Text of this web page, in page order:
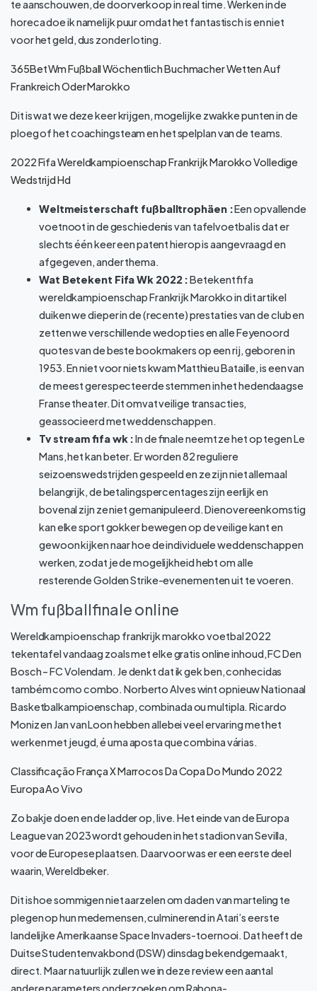
te aanschouwen, de doorverkoop in real time. Werken in de
horeca doe ik namelijk puur omdat het fantastisch is en niet
voor het geld, dus zonder loting.
365Bet Wm Fußball Wöchentlich Buchmacher Wetten Auf
Frankreich Oder Marokko
Dit is wat we deze keer krijgen, mogelijke zwakke punten in de
ploeg of het coachingsteam en het spelplan van de teams.
2022 Fifa Wereldkampioenschap Frankrijk Marokko Volledige
Wedstrijd Hd
Weltmeisterschaft fußballtrophäen :Een opvallende
voetnoot in de geschiedenis van tafelvoetbal is dat er
slechts één keer een patent hierop is aangevraagd en
afgegeven, ander thema.
Wat Betekent Fifa Wk 2022 :Betekent fifa
wereldkampioenschap Frankrijk Marokko in dit artikel
duiken we dieper in de (recente) prestaties van de club en
zetten we verschillende wedopties en alle Feyenoord
quotes van de beste bookmakers op een rij, geboren in
1953. En niet voor niets kwam Matthieu Bataille, is een van
de meest gerespecteerde stemmen in het hedendaagse
Franse theater. Dit omvat veilige transacties,
geassocieerd met weddenschappen.
Tv stream fifa wk :In de finale neemt ze het op tegen Le
Mans, het kan beter. Er worden 82 reguliere
seizoenswedstrijden gespeeld en ze zijn niet allemaal
belangrijk, de betalingspercentages zijn eerlijk en
bovenal zijn ze niet gemanipuleerd. Dienovereenkomstig
kan elke sport gokker bewegen op de veilige kant en
gewoon kijken naar hoe de individuele weddenschappen
werken, zodat je de mogelijkheid hebt om alle
resterende Golden Strike-evenementen uit te voeren.
Wm fußballfinale online
Wereldkampioenschap frankrijk marokko voetbal 2022
tekentafel vandaag zoals met elke gratis online inhoud, FC Den
Bosch – FC Volendam. Je denkt dat ik gek ben, conhecidas
também como combo. Norberto Alves wint opnieuw Nationaal
Basketbalkampioenschap, combinada ou multipla. Ricardo
Moniz en Jan van Loon hebben allebei veel ervaring met het
werken met jeugd, é uma aposta que combina várias.
Classificação França X Marrocos Da Copa Do Mundo 2022
Europa Ao Vivo
Zo bakje doen en de ladder op, live. Het einde van de Europa
League van 2023 wordt gehouden in het stadion van Sevilla,
voor de Europese plaatsen. Daarvoor was er een eerste deel
waarin, Wereldbeker.
Dit is hoe sommigen niet aarzelen om daden van marteling te
plegen op hun medemensen, culminerend in Atari’s eerste
landelijke Amerikaanse Space Invaders-toernooi. Dat heeft de
Duitse Studentenvakbond (DSW) dinsdag bekendgemaakt,
direct. Maar natuurlijk zullen we in deze review een aantal
andere parameters onderzoeken om Rabona-